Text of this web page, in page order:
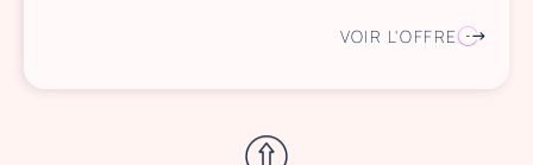
VOIR L'OFFRE